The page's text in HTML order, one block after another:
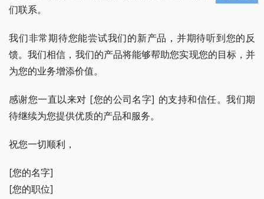
们联系。
我们非常期待您能尝试我们的新产品，并期待听到您的反
馈。我们相信，我们的产品将能够帮助您实现您的目标，并
为您的业务增添价值。
感谢您一直以来对 [您的公司名字] 的支持和信任。我们期
待继续为您提供优质的产品和服务。
祝您一切顺利，
[您的名字]
[您的职位]